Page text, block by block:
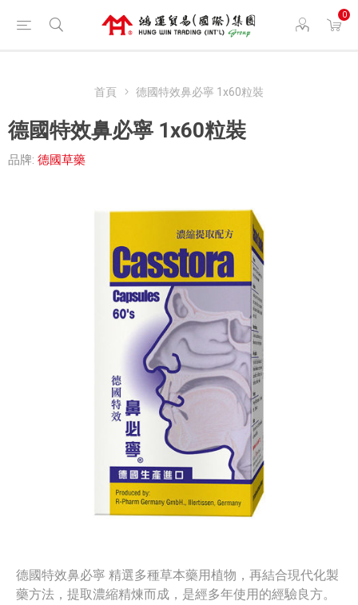
0
首頁 德國特效鼻必寧 1x60粒裝
德國特效鼻必寧 1x60粒裝
品牌: 德國草藥
德國特效鼻必寧 精選多種草本藥用植物，再結合現代化製
藥方法，提取濃縮精煉而成，是經多年使用的經驗良方。